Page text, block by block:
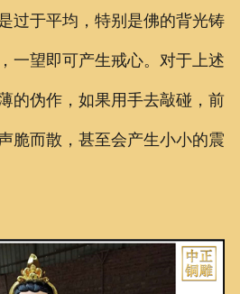
过于平均，特别是佛的背光铸
一望即可产生戒心。对于上述
的伪作，如果用手去敲碰，前
脆而散，甚至会产生小小的震